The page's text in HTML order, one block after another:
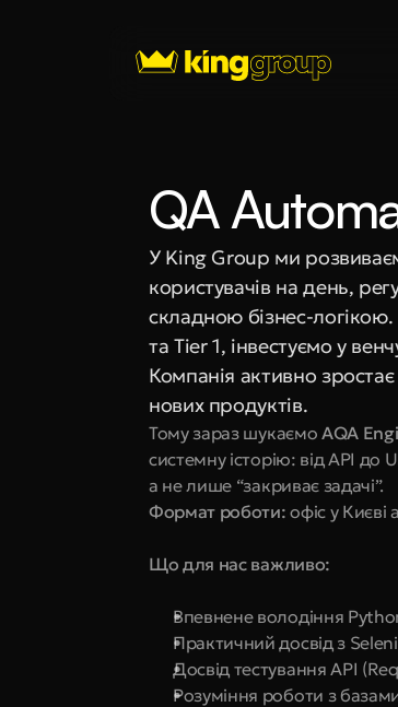
QA
У King Group ми
користувачів на день,
складною бізнес-
та Tier 1, інвестуємо у
Компанія активно
нових продуктів.
Тому зараз шукаємо AQA
системну історію: від API до
а не лише “закриває задачі”.
Формат роботи: офіс у
Що для нас важливо:
Впевнене володіння
Практичний досвід з
Досвід тестування API
Розуміння роботи з